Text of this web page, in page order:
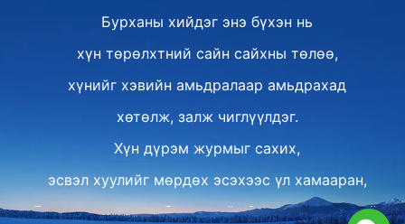
Бурханы хийдэг энэ бүхэн нь
хүн төрөлхтний сайн сайхны төлөө,
хүнийг хэвийн амьдралаар амьдрахад
хөтөлж, залж чиглүүлдэг.
Хүн дүрэм журмыг сахих,
эсвэл хуулийг мөрдөх эсэхээс үл хамааран,
Бурханы зорилго бол хүнийг Сатаныг шүтэхгүй,